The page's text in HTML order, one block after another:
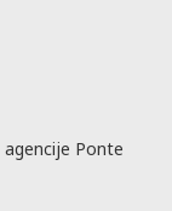
agencije Ponte